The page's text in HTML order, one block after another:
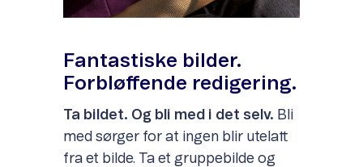
Fantastiske bilder.
Forbløffende redigering.
Ta bildet. Og bli med i det selv. Bli
med sørger for at ingen blir utelatt
fra et bilde. Ta et gruppebilde og